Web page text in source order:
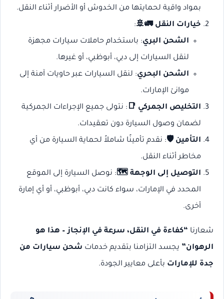
بمواد واقية لحمايتها من الخدوش أو الأضرار أثناء النقل.
خيارات النقل 🚛🚢:
الشحن البري: باستخدام حاملات سيارات مجهزة
لنقل السيارات إلى دبي، أبوظبي، أو غيرها.
الشحن البحري: لنقل السيارات عبر حاويات آمنة إلى
موانئ الإمارات.
التخليص الجمركي 📑 : نتولى جميع الإجراءات الجمركية
لضمان وصول السيارة دون تعقيدات.
التأمين 🛡️: نقدم تأمينًا شاملاً لحماية السيارة من أي
مخاطر أثناء النقل.
التوصيل إلى الوجهة 🗺️: نوصل السيارة إلى الموقع
المحدد في الإمارات، سواء كانت دبي، أبوظبي، أو أي إمارة
أخرى.
شعارنا “كفاءة في النقل، سرعة في الإنجاز – هذا هو
الرهوان” يجسد التزامنا بتقديم خدمات شحن سيارات من
جدة للإمارات بأعلى معايير الجودة.